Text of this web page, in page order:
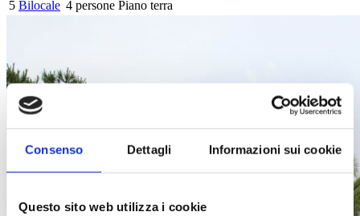
Consenso Dettagli Informazioni sui cookie
Questo sito web utilizza i cookie
5 Bilocale 4 persone Piano terra